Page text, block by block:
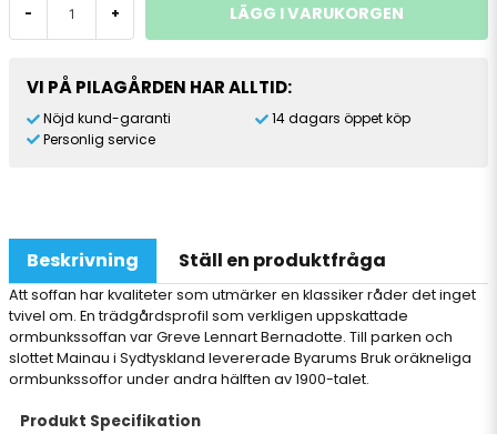
- + LÄGG I VARUKORGEN
VI PÅ PILAGÅRDEN HAR ALLTID:
Nöjd kund-garanti
Personlig service
14 dagars öppet köp
Beskrivning Ställ en produktfråga
Att soffan har kvaliteter som utmärker en klassiker råder det inget
tvivel om. En trädgårdsprofil som verkligen uppskattade
ormbunkssoffan var Greve Lennart Bernadotte. Till parken och
slottet Mainau i Sydtyskland levererade Byarums Bruk oräkneliga
ormbunkssoffor under andra hälften av 1900-talet.
Produkt Specifikation